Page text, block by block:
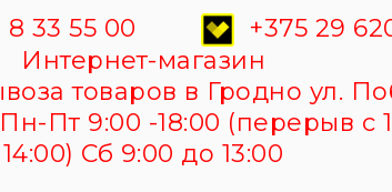
8 33 55 00
+375 29
Интернет-магазин
товаров в Гродно ул.
Пт 9:00 -18:00 (перерыв с
14:00) Сб 9:00 до 13:00